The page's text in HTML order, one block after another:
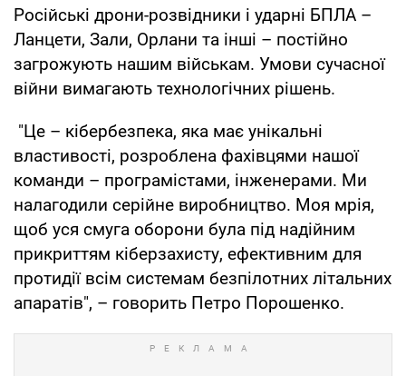
Російські дрони-розвідники і ударні БПЛА –
Ланцети, Зали, Орлани та інші – постійно
загрожують нашим військам. Умови сучасної
війни вимагають технологічних рішень.
"Це – кібербезпека, яка має унікальні
властивості, розроблена фахівцями нашої
команди – програмістами, інженерами. Ми
налагодили серійне виробництво. Моя мрія,
щоб уся смуга оборони була під надійним
прикриттям кіберзахисту, ефективним для
протидії всім системам безпілотних літальних
апаратів", – говорить Петро Порошенко.